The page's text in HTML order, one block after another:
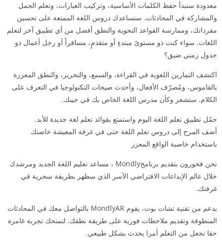
معدودة ستبدأ حفظ الكلمات الأساسية، وتركيب العبارات، وتعلم الجمل
والمشاركة في المحادثات. ستساعدك دروس اللغة الممتعة على تحسين
مفرداتك، وممارسة القواعد النحوية والنطق أفضل من أي تطبيق آخر لتعلم
اللغات. سواء كنت ذو مستوىً مبتدءٍ أو متقدمٍ، مسافراً أو رجل أعمال ذو
جدول زمني ضيق؟
اكتشف التمارين اللغوية في القراءة، والسمع، والتحرير، والنطق المعززة
بالقاموس، ومُصرّف الأفعال، وأحدث صيحات التكنولوجيا في التعرف على
الكلام. ستشعر وكأن مدرس اللغة الخاص بك في جيبك.
حمّل تطبيق تعلم اللغة اليوم واستمتع بفوائد تعلم لغة جديدة للأبد.
أضف المرح إلى دروس تعلم اللغة حتى في غرفة المعيشة خاصتك
باستخدام خاصية الواقع المعزز
نحن فخورون بتقديم برنامجMondly ، مساعد تعليم اللغة الجديد ومرشدك
خلال عالم الإبداعات الافتراضي الآسر الذي سظهر بطريقة سحرية في
غرفتك.
بدعم من تقنية تشات بوت، يقوم MondlyAR بالتواصل معك في المحادثات
المنطوقة وتقديم ملاحظات فورية على طريقة نطقك. لتمنحك تجربة غامرة
حقا تجعل من التعلم أمرا يحدث بشكل طبيعي.